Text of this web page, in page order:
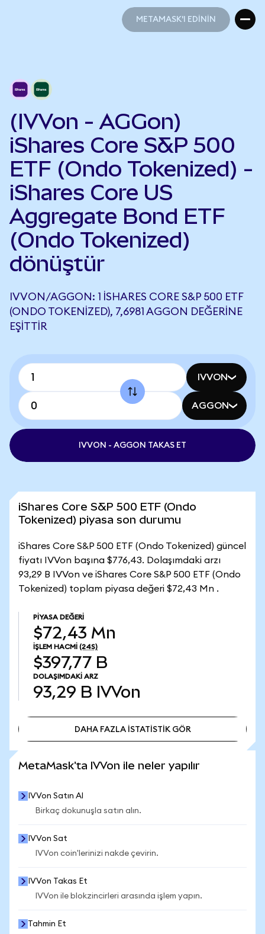
METAMASK'I EDİNİN
(IVVon - AGGon)
iShares Core S&P 500
ETF (Ondo Tokenized) -
iShares Core US
Aggregate Bond ETF
(Ondo Tokenized)
dönüştür
IVVON/AGGON: 1 ISHARES CORE S&P 500 ETF
(ONDO TOKENIZED), 7,6981 AGGON DEĞERINE
EŞITTIR
IVVON
AGGON
IVVON - AGGON TAKAS ET
iShares Core S&P 500 ETF (Ondo
Tokenized) piyasa son durumu
iShares Core S&P 500 ETF (Ondo Tokenized) güncel
fiyatı IVVon başına $776,43. Dolaşımdaki arzı
93,29 B IVVon ve iShares Core S&P 500 ETF (Ondo
Tokenized) toplam piyasa değeri $72,43 Mn .
PIYASA DEĞERI
$72,43 Mn
İŞLEM HACMI (24S)
$397,77 B
DOLAŞIMDAKI ARZ
93,29 B IVVon
DAHA FAZLA İSTATİSTİK GÖR
MetaMask'ta IVVon ile neler yapılır
IVVon Satın Al
Birkaç dokunuşla satın alın.
IVVon Sat
IVVon coin'lerinizi nakde çevirin.
IVVon Takas Et
IVVon ile blokzincirleri arasında işlem yapın.
Tahmin Et